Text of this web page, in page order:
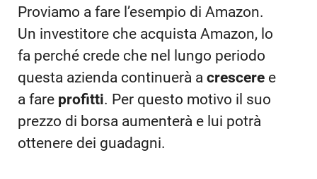
Proviamo a fare l’esempio di Amazon.
Un investitore che acquista Amazon, lo
fa perché crede che nel lungo periodo
questa azienda continuerà a crescere e
a fare profitti. Per questo motivo il suo
prezzo di borsa aumenterà e lui potrà
ottenere dei guadagni.